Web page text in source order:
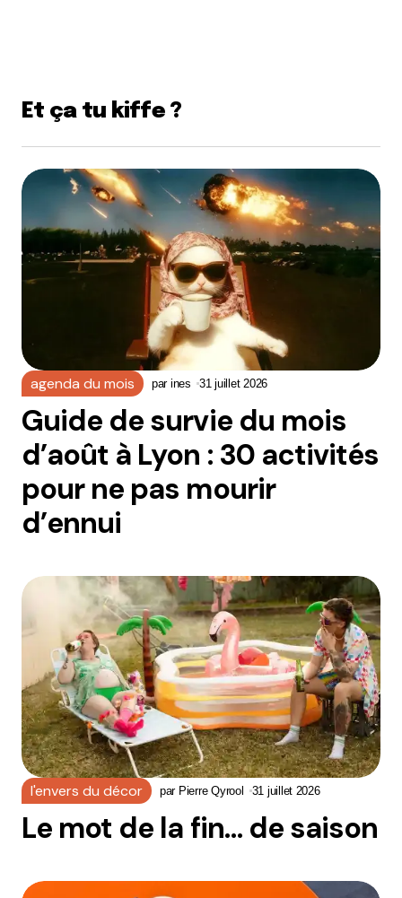
Et ça tu kiffe ?
agenda du mois par ines 31 juillet 2026
Guide de survie du mois
d’août à Lyon : 30 activités
pour ne pas mourir
d’ennui
l'envers du décor par Pierre Qyrool 31 juillet 2026
Le mot de la fin… de saison